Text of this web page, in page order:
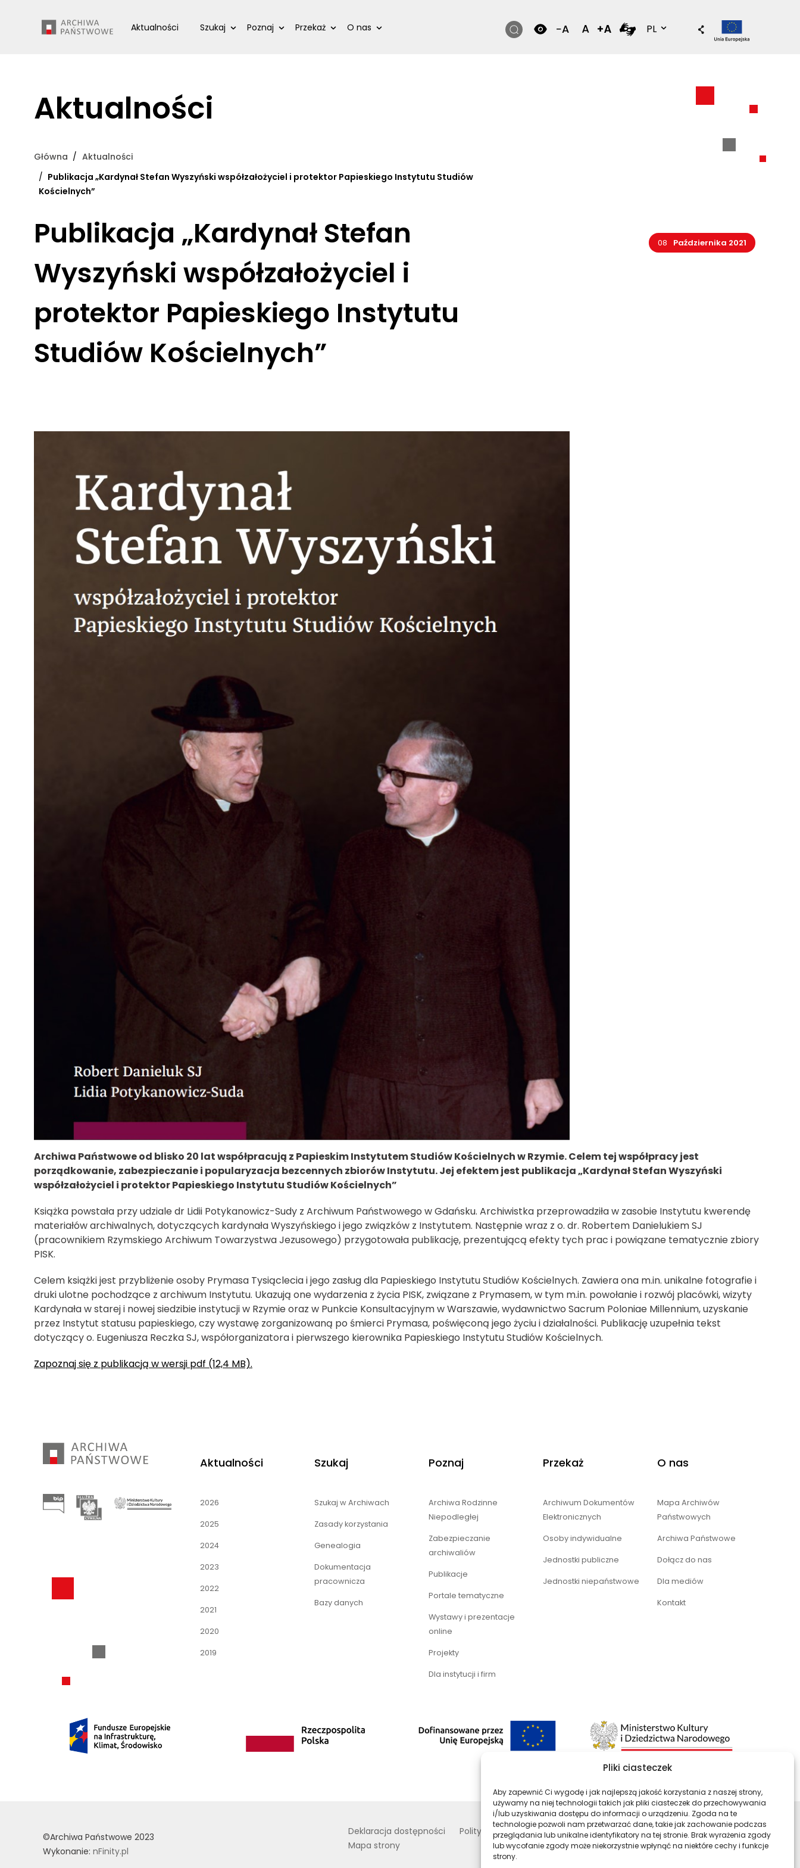
Pliki ciasteczek
Aby zapewnić Ci wygodę i jak najlepszą jakość korzystania z naszej strony,
używamy na niej technologii takich jak pliki ciasteczek do przechowywania
i/lub uzyskiwania dostępu do informacji o urządzeniu. Zgoda na te
technologie pozwoli nam przetwarzać dane, takie jak zachowanie podczas
przeglądania lub unikalne identyfikatory na tej stronie. Brak wyrażenia zgody
lub wycofanie zgody może niekorzystnie wpłynąć na niektóre cechy i funkcje
strony.
Aktualności Szukaj Poznaj Przekaż O nas Szukaj PLWersja polska
Aktualności
Główna
Aktualności
Publikacja „Kardynał Stefan Wyszyński współzałożyciel i protektor Papieskiego Instytutu Studiów
Kościelnych”
Publikacja „Kardynał Stefan
Wyszyński współzałożyciel i
protektor Papieskiego Instytutu
Studiów Kościelnych”
08 Października 2021
Archiwa Państwowe od blisko 20 lat współpracują z Papieskim Instytutem Studiów Kościelnych w Rzymie. Celem tej współpracy jest
porządkowanie, zabezpieczanie i popularyzacja bezcennych zbiorów Instytutu. Jej efektem jest publikacja „Kardynał Stefan Wyszyński
współzałożyciel i protektor Papieskiego Instytutu Studiów Kościelnych”
Książka powstała przy udziale dr Lidii Potykanowicz-Sudy z Archiwum Państwowego w Gdańsku. Archiwistka przeprowadziła w zasobie Instytutu kwerendę
materiałów archiwalnych, dotyczących kardynała Wyszyńskiego i jego związków z Instytutem. Następnie wraz z o. dr. Robertem Danielukiem SJ
(pracownikiem Rzymskiego Archiwum Towarzystwa Jezusowego) przygotowała publikację, prezentującą efekty tych prac i powiązane tematycznie zbiory
PISK.
Celem książki jest przybliżenie osoby Prymasa Tysiąclecia i jego zasług dla Papieskiego Instytutu Studiów Kościelnych. Zawiera ona m.in. unikalne fotografie i
druki ulotne pochodzące z archiwum Instytutu. Ukazują one wydarzenia z życia PISK, związane z Prymasem, w tym m.in. powołanie i rozwój placówki, wizyty
Kardynała w starej i nowej siedzibie instytucji w Rzymie oraz w Punkcie Konsultacyjnym w Warszawie, wydawnictwo Sacrum Poloniae Millennium, uzyskanie
przez Instytut statusu papieskiego, czy wystawę zorganizowaną po śmierci Prymasa, poświęconą jego życiu i działalności. Publikację uzupełnia tekst
dotyczący o. Eugeniusza Reczka SJ, współorganizatora i pierwszego kierownika Papieskiego Instytutu Studiów Kościelnych.
Zapoznaj się z publikacją w wersji pdf (12,4 MB).
Aktualności
2026
2025
2024
2023
2022
2021
2020
2019
Szukaj
Szukaj w Archiwach
Zasady korzystania
Genealogia
Dokumentacja
pracownicza
Bazy danych
Poznaj
Archiwa Rodzinne
Niepodległej
Zabezpieczanie
archiwaliów
Publikacje
Portale tematyczne
Wystawy i prezentacje
online
Projekty
Dla instytucji i firm
Przekaż
Archiwum Dokumentów
Elektronicznych
Osoby indywidualne
Jednostki publiczne
Jednostki niepaństwowe
O nas
Mapa Archiwów
Państwowych
Archiwa Państwowe
Dołącz do nas
Dla mediów
Kontakt
©Archiwa Państwowe 2023
Wykonanie: nFinity.pl
Deklaracja dostępności
Polityka prywatności
Mapa strony
Profil Archiwa Państwowe w
Profil ArchiwaProfil Archiwa
Profil